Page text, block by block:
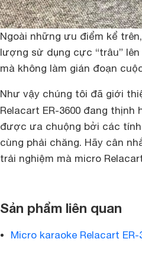
Ngoài những ưu điểm kể
lượng sử dụng cực “trâu”
mà không làm gián đoạn
Như vậy chúng tôi đã giới
Relacart ER-3600 đang thịnh
được ưa chuộng bởi các
cùng phải chăng. Hãy cân
trải nghiệm mà micro
Sản phẩm liên quan
Micro karaoke Relacart ER-